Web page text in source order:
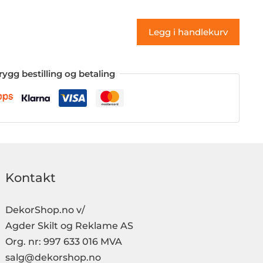
antall
Legg i handlekurv
bestilling og betaling
Kontakt
DekorShop.no v/
Agder Skilt og Reklame AS
Org. nr: 997 633 016 MVA
salg@dekorshop.no